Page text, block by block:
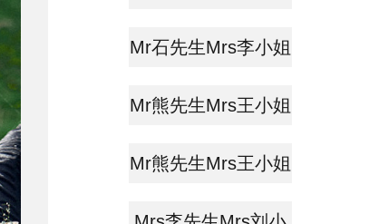
Mr石先生Mrs李小姐
Mr熊先生Mrs王小姐
Mr熊先生Mrs王小姐